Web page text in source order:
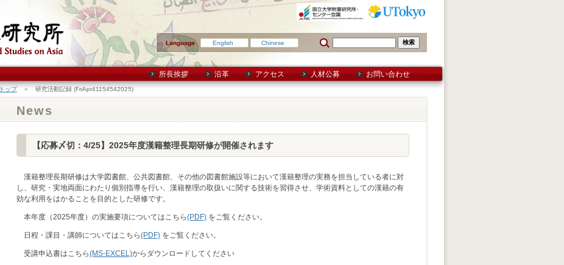
English Chinese
所長挨拶 沿革 アクセス 人材公募 お問い合わせ
トップ＞ 研究活動記録 (FriApr41154542025)
News
【応募〆切：4/25】2025年度漢籍整理長期研修が開催されます
漢籍整理長期研修は大学図書館、公共図書館、その他の図書館施設等において漢籍整理の実務を担当している者に対
し、研究・実地両面にわたり個別指導を行い、漢籍整理の取扱いに関する技術を習得させ、学術資料としての漢籍の有
効な利用をはかることを目的とした研修です。
本年度（2025年度）の実施要項についてはこちら(PDF) をご覧ください。
日程・課目・講師についてはこちら(PDF) をご覧ください。
受講申込書はこちら(MS-EXCEL)からダウンロードしてください